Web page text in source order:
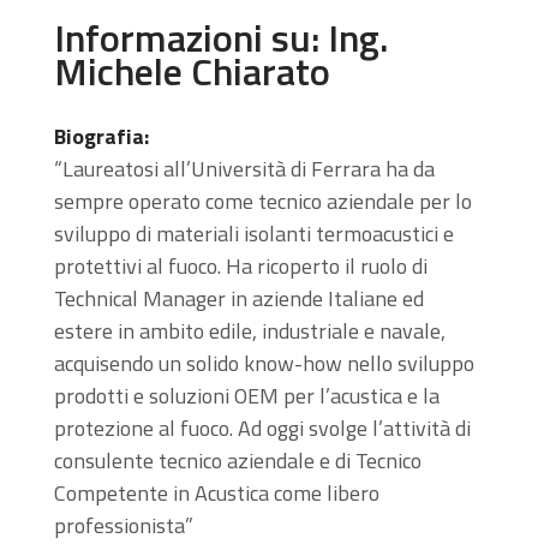
Informazioni su: Ing.
Michele Chiarato
Biografia:
“Laureatosi all’Università di Ferrara ha da
sempre operato come tecnico aziendale per lo
sviluppo di materiali isolanti termoacustici e
protettivi al fuoco. Ha ricoperto il ruolo di
Technical Manager in aziende Italiane ed
estere in ambito edile, industriale e navale,
acquisendo un solido know-how nello sviluppo
prodotti e soluzioni OEM per l’acustica e la
protezione al fuoco. Ad oggi svolge l’attività di
consulente tecnico aziendale e di Tecnico
Competente in Acustica come libero
professionista”